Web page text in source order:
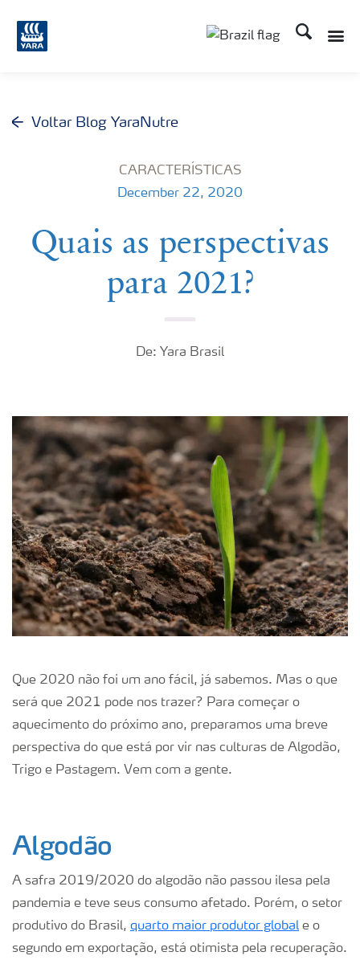
Busca
Voltar Blog YaraNutre
CARACTERÍSTICAS
December 22, 2020
Quais as perspectivas
para 2021?
De: Yara Brasil
Que 2020 não foi um ano fácil, já sabemos. Mas o que
será que 2021 pode nos trazer? Para começar o
aquecimento do próximo ano, preparamos uma breve
perspectiva do que está por vir nas culturas de Algodão,
Trigo e Pastagem. Vem com a gente.
Algodão
A safra 2019/2020 do algodão não passou ilesa pela
pandemia e teve seus consumo afetado. Porém, o setor
produtivo do Brasil, quarto maior produtor global e o
segundo em exportação, está otimista pela recuperação.